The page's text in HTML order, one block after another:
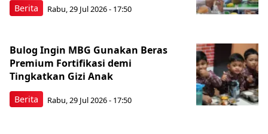
Berita Rabu, 29 Jul 2026 - 17:50
Berita
Bulog Ingin MBG Gunakan Beras
Premium Fortifikasi demi
Tingkatkan Gizi Anak
Rabu, 29 Jul 2026 - 17:50